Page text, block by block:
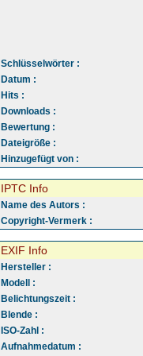
Schlüsselwörter :
Datum :
Hits :
Downloads :
Bewertung :
Dateigröße :
Hinzugefügt von :
IPTC Info
Name des Autors :
Copyright-Vermerk :
EXIF Info
Hersteller :
Modell :
Belichtungszeit :
Blende :
ISO-Zahl :
Aufnahmedatum :